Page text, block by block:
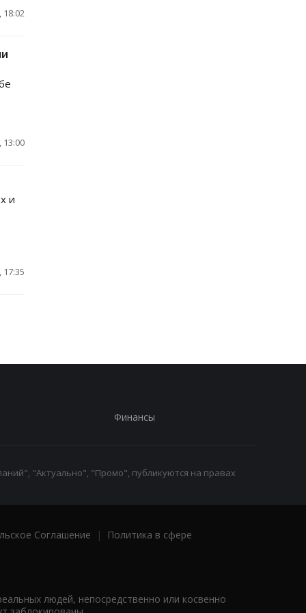
13:00
и
Финансы
"Актуально", "Промо", публикуются на правах
Соглашение |
Политика в сфере
людей, непосредственно или косвенно